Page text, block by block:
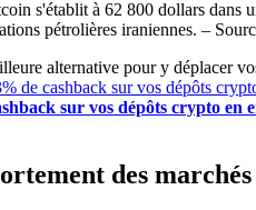
pétrolières iraniennes. –
alternative pour y déplacer
sur vos dépôts crypto
des